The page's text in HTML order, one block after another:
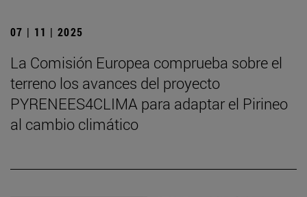
07 | 11 | 2025
La Comisión Europea comprueba sobre el
terreno los avances del proyecto
PYRENEES4CLIMA para adaptar el Pirineo
al cambio climático